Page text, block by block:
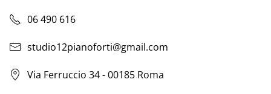
06 490 616
studio12pianoforti@gmail.com
Via Ferruccio 34 - 00185 Roma